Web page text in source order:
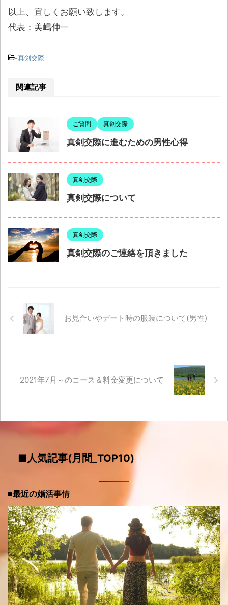
以上、宜しくお願い致します。
代表：美嶋伸一
-真剣交際
関連記事
ご質問 真剣交際
真剣交際に進むための男性心得
真剣交際
真剣交際について
真剣交際
真剣交際のご連絡を頂きました
お見合いやデート時の服装について(男性)
2021年7月～のコース＆料金変更について
■人気記事(月間_TOP10)
■最近の婚活事情